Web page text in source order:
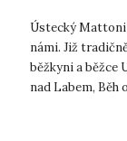
Ústecký Mattoni
námi. Již
běžkyni a běžce
nad Labem, Běh